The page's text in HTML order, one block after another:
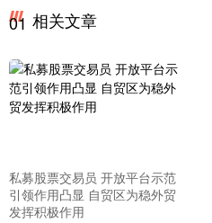
01 相关文章
私募股票交易员 开放平台示范
引领作用凸显 自贸区为稳外贸
发挥积极作用